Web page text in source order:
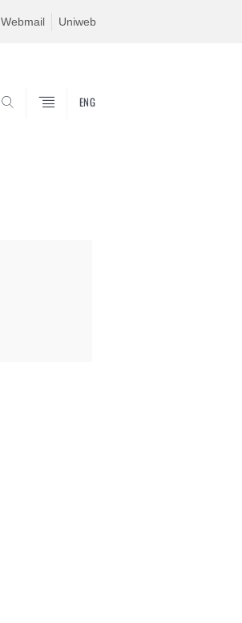
Webmail Uniweb
ENG